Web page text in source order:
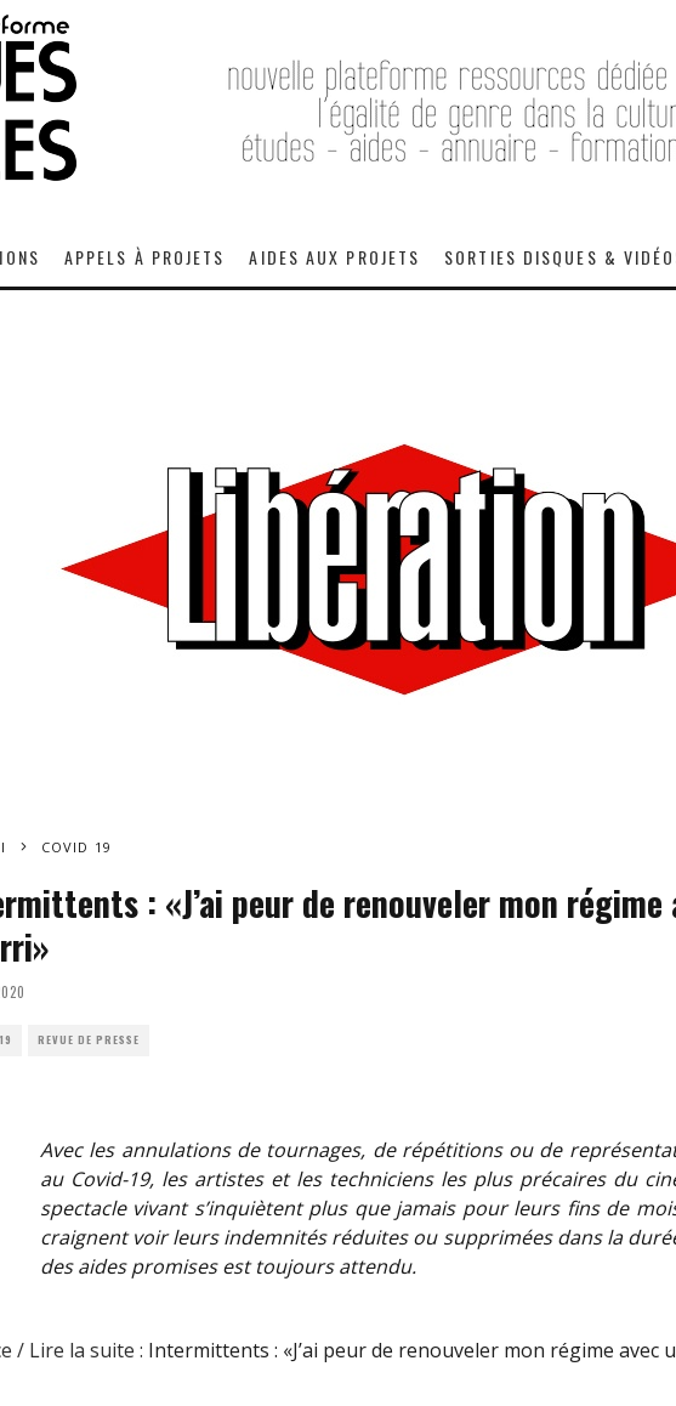
APPELS À PROJETS AIDES AUX PROJETS SORTIES DISQUES &
COVID 19
: «J’ai peur de renouveler mon régime
REVUE DE PRESSE
Avec les annulations de tournages, de répétitions ou de
au Covid-19, les artistes et les techniciens les plus précaires du
spectacle vivant s’inquiètent plus que jamais pour leurs fins de
craignent voir leurs indemnités réduites ou supprimées dans la
des aides promises est toujours attendu.
/ Lire la suite : Intermittents : «J’ai peur de renouveler mon régime avec